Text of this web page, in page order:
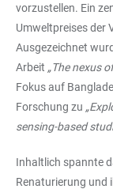
vorzustellen. Ein
Umweltpreises der
Ausgezeichnet
Arbeit „The nexus
Fokus auf
Forschung zu
sensing-based
Inhaltlich spannte
Renaturierung und